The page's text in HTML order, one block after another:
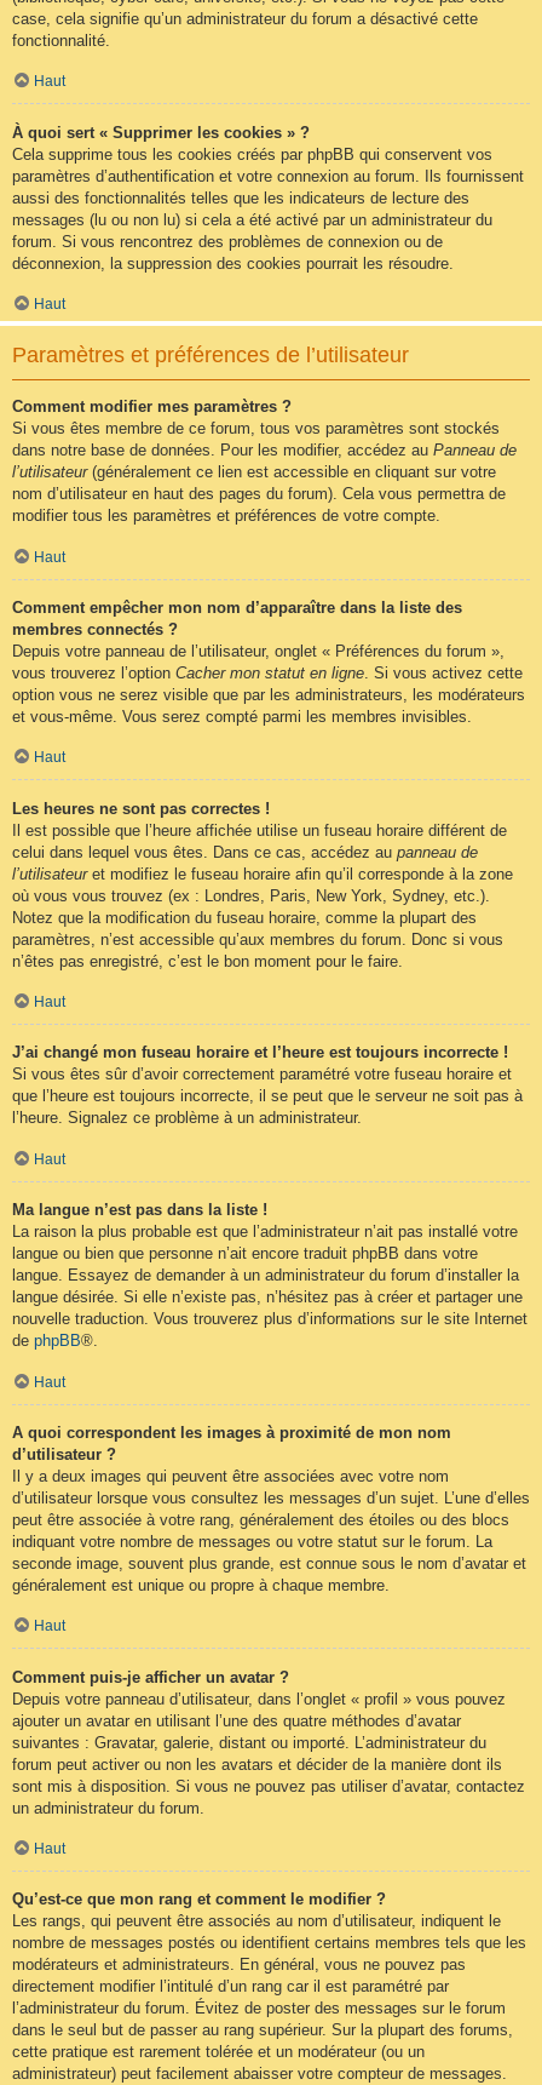
case, cela signifie qu’un administrateur du forum a désactivé cette
fonctionnalité.
Haut
À quoi sert « Supprimer les cookies » ?
Cela supprime tous les cookies créés par phpBB qui conservent vos
paramètres d’authentification et votre connexion au forum. Ils fournissent
aussi des fonctionnalités telles que les indicateurs de lecture des
messages (lu ou non lu) si cela a été activé par un administrateur du
forum. Si vous rencontrez des problèmes de connexion ou de
déconnexion, la suppression des cookies pourrait les résoudre.
Haut
Paramètres et préférences de l’utilisateur
Comment modifier mes paramètres ?
Si vous êtes membre de ce forum, tous vos paramètres sont stockés
dans notre base de données. Pour les modifier, accédez au Panneau de
l’utilisateur(généralement ce lien est accessible en cliquant sur votre
nom d’utilisateur en haut des pages du forum). Cela vous permettra de
modifier tous les paramètres et préférences de votre compte.
Haut
Comment empêcher mon nom d’apparaître dans la liste des
membres connectés ?
Depuis votre panneau de l’utilisateur, onglet « Préférences du forum »,
vous trouverez l’option Cacher mon statut en ligne . Si vous activez cette
option vous ne serez visible que par les administrateurs, les modérateurs
et vous-même. Vous serez compté parmi les membres invisibles.
Haut
Les heures ne sont pas correctes !
Il est possible que l’heure affichée utilise un fuseau horaire différent de
celui dans lequel vous êtes. Dans ce cas, accédez au panneau de
l’utilisateuret modifiez le fuseau horaire afin qu’il corresponde à la zone
où vous vous trouvez (ex : Londres, Paris, New York, Sydney, etc.).
Notez que la modification du fuseau horaire, comme la plupart des
paramètres, n’est accessible qu’aux membres du forum. Donc si vous
n’êtes pas enregistré, c’est le bon moment pour le faire.
Haut
J’ai changé mon fuseau horaire et l’heure est toujours incorrecte !
Si vous êtes sûr d’avoir correctement paramétré votre fuseau horaire et
que l’heure est toujours incorrecte, il se peut que le serveur ne soit pas à
l’heure. Signalez ce problème à un administrateur.
Haut
Ma langue n’est pas dans la liste !
La raison la plus probable est que l’administrateur n’ait pas installé votre
langue ou bien que personne n’ait encore traduit phpBB dans votre
langue. Essayez de demander à un administrateur du forum d’installer la
langue désirée. Si elle n’existe pas, n’hésitez pas à créer et partager une
nouvelle traduction. Vous trouverez plus d’informations sur le site Internet
de phpBB®.
Haut
A quoi correspondent les images à proximité de mon nom
d’utilisateur ?
Il y a deux images qui peuvent être associées avec votre nom
d’utilisateur lorsque vous consultez les messages d’un sujet. L’une d’elles
peut être associée à votre rang, généralement des étoiles ou des blocs
indiquant votre nombre de messages ou votre statut sur le forum. La
seconde image, souvent plus grande, est connue sous le nom d’avatar et
généralement est unique ou propre à chaque membre.
Haut
Comment puis-je afficher un avatar ?
Depuis votre panneau d’utilisateur, dans l’onglet « profil » vous pouvez
ajouter un avatar en utilisant l’une des quatre méthodes d’avatar
suivantes : Gravatar, galerie, distant ou importé. L’administrateur du
forum peut activer ou non les avatars et décider de la manière dont ils
sont mis à disposition. Si vous ne pouvez pas utiliser d’avatar, contactez
un administrateur du forum.
Haut
Qu’est-ce que mon rang et comment le modifier ?
Les rangs, qui peuvent être associés au nom d’utilisateur, indiquent le
nombre de messages postés ou identifient certains membres tels que les
modérateurs et administrateurs. En général, vous ne pouvez pas
directement modifier l’intitulé d’un rang car il est paramétré par
l’administrateur du forum. Évitez de poster des messages sur le forum
dans le seul but de passer au rang supérieur. Sur la plupart des forums,
cette pratique est rarement tolérée et un modérateur (ou un
administrateur) peut facilement abaisser votre compteur de messages.